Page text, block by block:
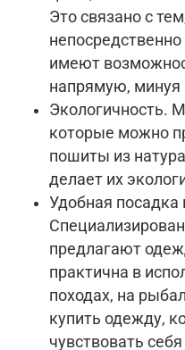
Это связано с
имеют
напрямую, минуя
Экологичность.
которые можно
пошиты из
делает их
Удобная
предлагают
практична в
походах, на
купить одежду,
чувствовать